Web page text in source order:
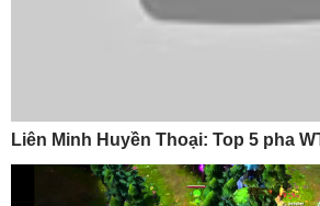
Liên Minh Huyền Thoại: Top 5 pha